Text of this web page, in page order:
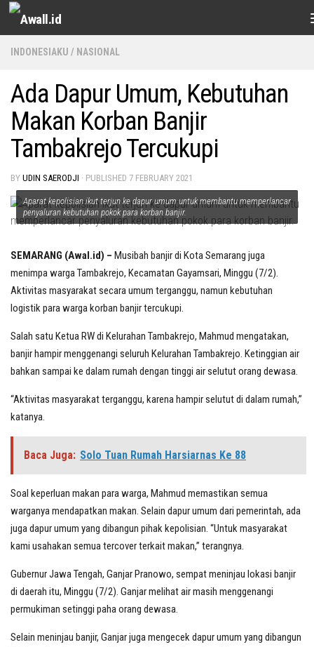
Skip to content
INDONESIAKU / NASIONAL
Ada Dapur Umum, Kebutuhan
Makan Korban Banjir
Tambakrejo Tercukupi
BY UDIN SAERODJI · PUBLISHED 7 FEBRUARY 2021
Aparat kepolisian ikut terjun ke dapur umum untuk membantu memperlancar
penyaluran kebutuhan pokok para korban banjir.
SEMARANG (Awal.id) – Musibah banjir di Kota Semarang juga
menimpa warga Tambakrejo, Kecamatan Gayamsari, Minggu (7/2).
Aktivitas masyarakat secara umum terganggu, namun kebutuhan
logistik para warga korban banjir tercukupi.
Salah satu Ketua RW di Kelurahan Tambakrejo, Mahmud mengatakan,
banjir hampir menggenangi seluruh Kelurahan Tambakrejo. Ketinggian air
bahkan sampai ke dalam rumah dengan tinggi air selutut orang dewasa.
“Aktivitas masyarakat terganggu, karena hampir selutut di dalam rumah,”
katanya.
Baca Juga: Solo Tuan Rumah Harsiarnas Ke 88
Soal keperluan makan para warga, Mahmud memastikan semua
warganya mendapatkan makan. Selain dapur umum dari pemerintah, ada
juga dapur umum yang dibangun pihak kepolisian. “Untuk masyarakat
kami usahakan semua tercover terkait makan,” terangnya.
Gubernur Jawa Tengah, Ganjar Pranowo, sempat meninjau lokasi banjir
di daerah itu, Minggu (7/2). Ganjar melihat air masih menggenangi
permukiman setinggi paha orang dewasa.
Selain meninjau banjir, Ganjar juga mengecek dapur umum yang dibangun